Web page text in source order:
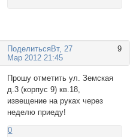
Поделиться 9
Вт, 27
Мар 2012 21:45
Прошу отметить ул. Земская
д.3 (корпус 9) кв.18,
извещение на руках через
неделю приеду!
0